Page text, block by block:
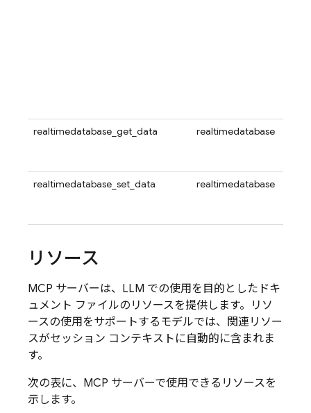
realtimedatabase_get_data realtimedatabase
realtimedatabase_set_data
realtimedatabase
リソース
MCP サーバーは、LLM での使用を目的としたドキ
ュメント ファイルのリソースを提供します。リソ
ースの使用をサポートするモデルでは、関連リソー
スがセッション コンテキストに自動的に含まれま
す。
次の表に、MCP サーバーで使用できるリソースを
示します。